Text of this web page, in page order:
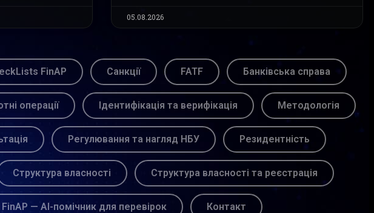
05.08.2026
FinAP Санкції FATF Банківська справа
операції Ідентифікація та верифікація Методологія
Регулювання та нагляд НБУ Резидентність
Структура власності Структура власності та реєстрація
— AI-помічник для перевірок Контакт